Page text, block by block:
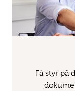
Få styr på